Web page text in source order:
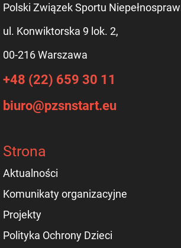
Polski Związek Sportu
ul. Konwiktorska 9 lok. 2,
00-216 Warszawa
+48 (22) 659 30 11
biuro@pzsnstart.eu
Strona
Aktualności
Komunikaty organizacyjne
Projekty
Polityka Ochrony Dzieci